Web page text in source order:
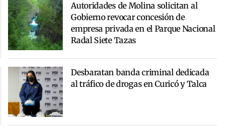
Autoridades de Molina solicitan al
Gobierno revocar concesión de
empresa privada en el Parque Nacional
Radal Siete Tazas
Desbaratan banda criminal dedicada
al tráfico de drogas en Curicó y Talca